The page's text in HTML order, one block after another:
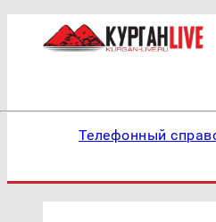
Телефонный